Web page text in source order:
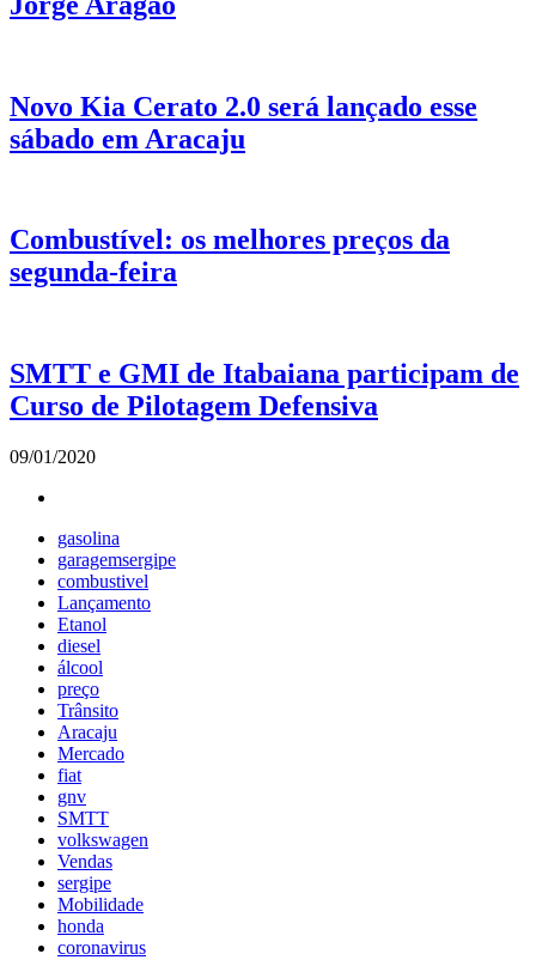
Novo Kia Cerato 2.0 será lançado esse
sábado em Aracaju
Combustível: os melhores preços da
segunda-feira
SMTT e GMI de Itabaiana participam de
Curso de Pilotagem Defensiva
09/01/2020
gasolina
garagemsergipe
combustivel
Lançamento
Etanol
diesel
álcool
preço
Trânsito
Aracaju
Mercado
fiat
gnv
SMTT
volkswagen
Vendas
sergipe
Mobilidade
honda
coronavirus